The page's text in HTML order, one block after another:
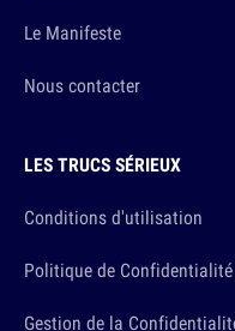
Le Manifeste
Nous contacter
LES TRUCS SÉRIEUX
Conditions d'utilisation
Politique de Confidentialité
Gestion de la